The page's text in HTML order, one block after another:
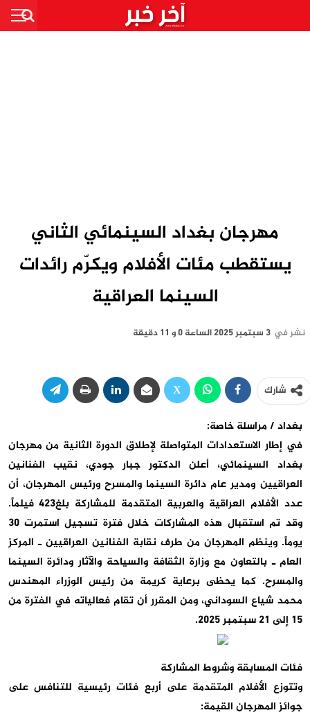
مهرجان بغداد السينمائي الثاني
يستقطب مئات الأفلام ويكرّم رائدات
السينما العراقية
نشر في 3 سبتمبر 2025 الساعة 0 و 11 دقيقة
شارك
بغداد / مراسلة خاصة:
في إطار الاستعدادات المتواصلة لإطلاق الدورة الثانية من مهرجان
بغداد السينمائي، أعلن الدكتور جبار جودي، نقيب الفنانين
العراقيين ومدير عام دائرة السينما والمسرح ورئيس المهرجان، أن
عدد الأفلام العراقية والعربية المتقدمة للمشاركة بلغ423 فيلماً.
وقد تم استقبال هذه المشاركات خلال فترة تسجيل استمرت 30
يوماً. وينظم المهرجان من طرف نقابة الفنانين العراقيين ـ المركز
العام ـ بالتعاون مع وزارة الثقافة والسياحة والآثار ودائرة السينما
والمسرح. كما يحظى برعاية كريمة من رئيس الوزراء المهندس
محمد شياع السوداني، ومن المقرر أن تقام فعالياته في الفترة من
15 إلى 21 سبتمبر 2025.
فئات المسابقة وشروط المشاركة
وتتوزع الأفلام المتقدمة على أربع فئات رئيسية للتنافس على
جوائز المهرجان القيمة: